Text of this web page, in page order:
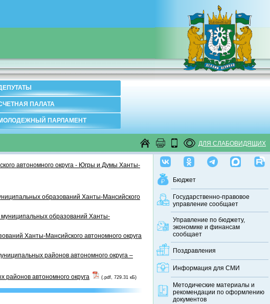
ПАЛАТА
ПАРЛАМЕНТ
ДЛЯ СЛАБОВИДЯЩИХ
Бюджет
Государственно-правовое
управление сообщает
Управление по бюджету,
экономике и финансам
сообщает
Поздравления
Информация для СМИ
Методические материалы и
рекомендации по оформлению
документов
автономного округа - Югры и Думы Ханты-
образований Ханты-Мансийского
муниципальных образований Ханты-
Ханты-Мансийского автономного округа
районов автономного округа –
районов автономного округа
(.pdf, 729.31 кБ)